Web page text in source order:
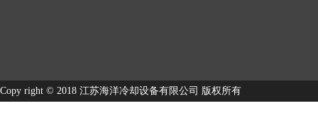
Copy right © 2018 江苏海洋冷却设备有限公司 版权所有